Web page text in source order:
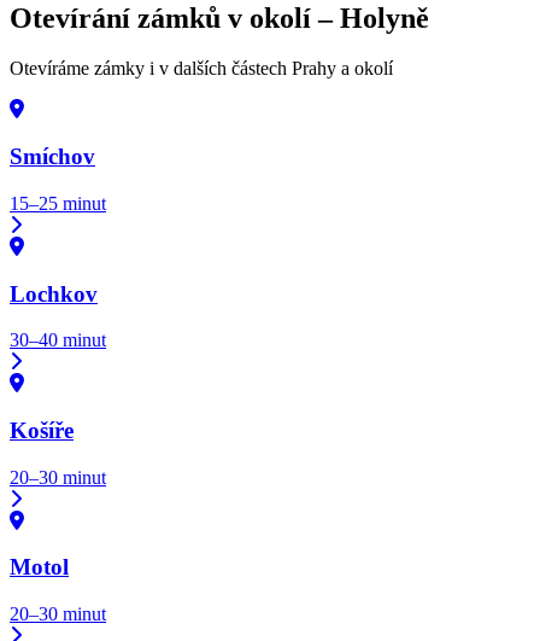
Otevírání zámků v okolí –Holyně
Otevíráme zámky i v dalších částech Prahy a okolí
Smíchov
15–25 minut
Lochkov
30–40 minut
Košíře
20–30 minut
Motol
20–30 minut